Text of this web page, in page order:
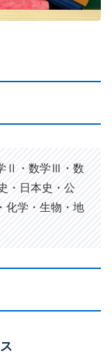
Ⅱ・数学Ⅲ・数
・日本史・公
化学・生物・地